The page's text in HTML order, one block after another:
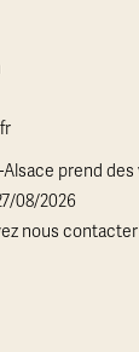
prend des
08/2026
nous